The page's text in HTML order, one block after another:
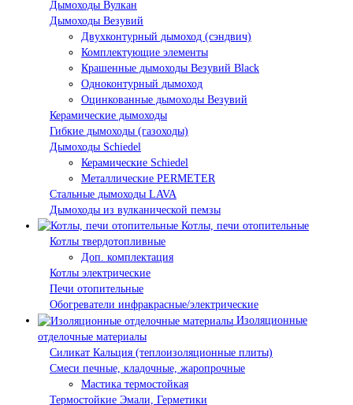
Дымоходы Вулкан
Дымоходы Везувий
Двухконтурный дымоход (сэндвич)
Комплектующие элементы
Крашенные дымоходы Везувий Black
Одноконтурный дымоход
Оцинкованные дымоходы Везувий
Керамические дымоходы
Гибкие дымоходы (газоходы)
Дымоходы Schiedel
Керамические Schiedel
Металлические PERMETER
Стальные дымоходы LAVA
Дымоходы из вулканической пемзы
Котлы, печи отопительные
Котлы твердотопливные
Доп. комплектация
Котлы электрические
Печи отопительные
Обогреватели инфракрасные/электрические
Изоляционные
отделочные материалы
Силикат Кальция (теплоизоляционные плиты)
Смеси печные, кладочные, жаропрочные
Мастика термостойкая
Термостойкие Эмали, Герметики